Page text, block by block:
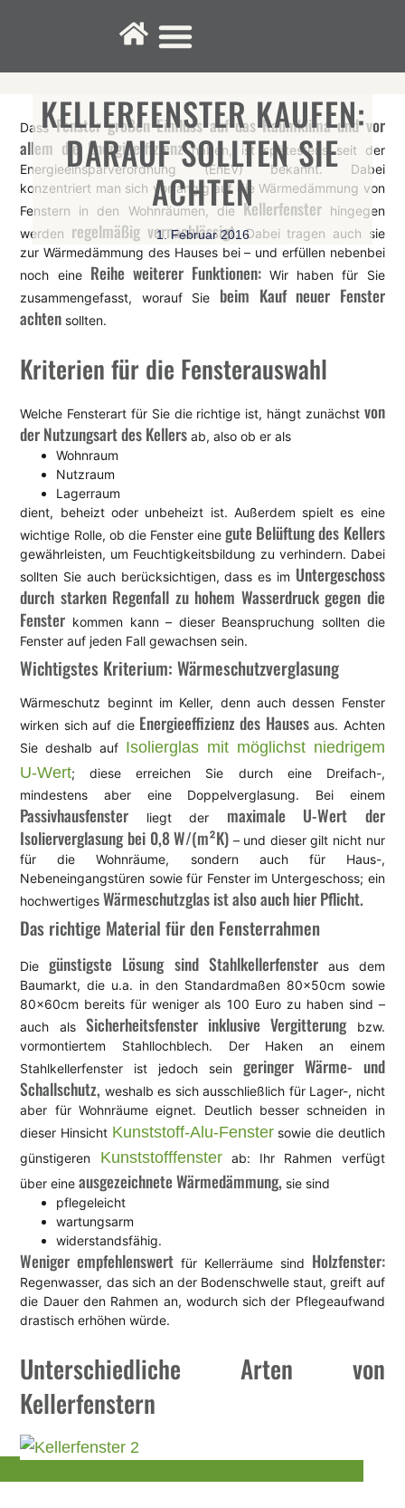
KELLERFENSTER KAUFEN:
DARAUF SOLLTEN SIE
ACHTEN
1. Februar 2016
DassFenster großen Einfluss auf das Raumklima und vor
allem die Energieeffizienzhaben, ist spätestens seit der
Energieeinsparverordnung (EnEV) bekannt. Dabei
konzentriert man sich vorrangig auf die Wärmedämmung von
Fenstern in den Wohnräumen, dieKellerfenster hingegen
werden regelmäßig vernachlässigt.Dabei tragen auch sie
zur Wärmedämmung des Hauses bei – und erfüllen nebenbei
noch eine Reihe weiterer Funktionen: Wir haben für Sie
zusammengefasst, worauf Sie beim Kauf neuer Fenster
achten sollten.
Kriterien für die Fensterauswahl
Welche Fensterart für Sie die richtige ist, hängt zunächst von
der Nutzungsart des Kellers ab, also ob er als
Wohnraum
Nutzraum
Lagerraum
dient, beheizt oder unbeheizt ist. Außerdem spielt es eine
wichtige Rolle, ob die Fenster einegute Belüftung des Kellers
gewährleisten, um Feuchtigkeitsbildung zu verhindern. Dabei
sollten Sie auch berücksichtigen, dass es im Untergeschoss
durch starken Regenfall zu hohem Wasserdruck gegen die
Fenster kommen kann – dieser Beanspruchung sollten die
Fenster auf jeden Fall gewachsen sein.
Wichtigstes Kriterium: Wärmeschutzverglasung
Wärmeschutz beginnt im Keller, denn auch dessen Fenster
wirken sich auf die Energieeffizienz des Hausesaus. Achten
Sie deshalb auf Isolierglas mit möglichst niedrigem
U-Wert; diese erreichen Sie durch eine Dreifach-,
mindestens aber eine Doppelverglasung. Bei einem
Passivhausfenster liegt der maximale U-Wert der
Isolierverglasung bei 0,8 W/(m²K) – und dieser gilt nicht nur
für die Wohnräume, sondern auch für Haus-,
Nebeneingangstüren sowie für Fenster im Untergeschoss; ein
hochwertiges Wärmeschutzglas ist also auch hier Pflicht.
Das richtige Material für den Fensterrahmen
Diegünstigste Lösung sind Stahlkellerfenster
aus dem
Baumarkt, die u.a. in den Standardmaßen 80x50cm sowie
80x60cm bereits für weniger als 100 Euro zu haben sind –
auch als Sicherheitsfenster inklusive Vergitterungbzw.
vormontiertem Stahllochblech. Der Haken an einem
Stahlkellerfenster ist jedoch sein geringer Wärme- und
Schallschutz, weshalb es sich ausschließlich für Lager-, nicht
aber für Wohnräume eignet. Deutlich besser schneiden in
dieser Hinsicht Kunststoff-Alu-Fenstersowie die deutlich
günstigeren Kunststofffensterab: Ihr Rahmen verfügt
über eineausgezeichnete Wärmedämmung, sie sind
pflegeleicht
wartungsarm
widerstandsfähig.
Weniger empfehlenswert für Kellerräume sind Holzfenster:
Regenwasser, das sich an der Bodenschwelle staut, greift auf
die Dauer den Rahmen an, wodurch sich der Pflegeaufwand
drastisch erhöhen würde.
Unterschiedliche Arten von
Kellerfenstern